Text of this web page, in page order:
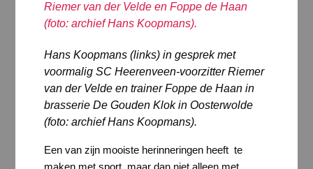
Hans Koopmans (links) in gesprek met
voormalig SC Heerenveen-voorzitter Riemer
van der Velde en trainer Foppe de Haan in
brasserie De Gouden Klok in Oosterwolde
(foto: archief Hans Koopmans).
Een van zijn mooiste herinneringen heeft te
maken met sport, maar dan niet alleen met